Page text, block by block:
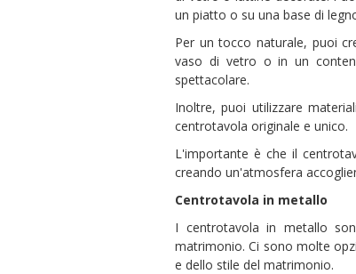
un piatto o su una base di
Per un tocco naturale, puoi
vaso di vetro o in un
spettacolare.
Inoltre, puoi utilizzare
centrotavola originale e unico.
L'importante è che il
creando un'atmosfera
Centrotavola in metallo
I centrotavola in metallo
matrimonio. Ci sono molte
e dello stile del matrimonio.